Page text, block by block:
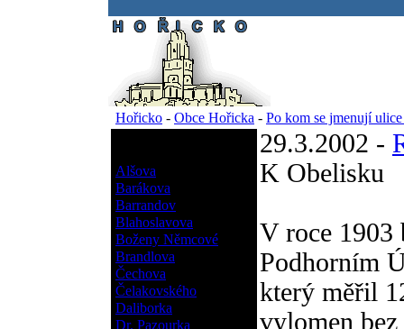
Hořicko - Obce Hořicka - Po kom se jmenují
Alšova
Barákova
Barrandov
Blahoslavova
Boženy Němcové
Brandlova
Čechova
Čelakovského
Daliborka
Dr. Pazourka
29.3.2002 -
K Obelisku
V roce
Podhorním
který měřil
vylomen